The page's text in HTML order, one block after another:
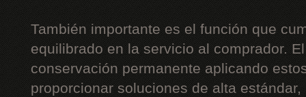
También importante es el función que
equilibrado en la servicio al comprador.
conservación permanente aplicando
proporcionar soluciones de alta